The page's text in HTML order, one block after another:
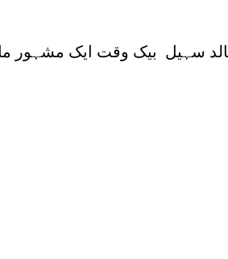
نور پیدائش: 9جولائی1952 ڈاکٹر خالد